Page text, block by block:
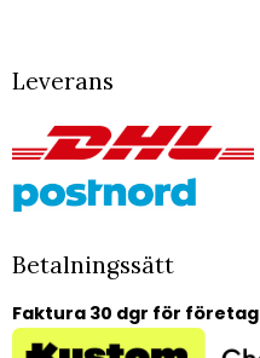
Leverans
Betalningssätt
Faktura 30 dgr för företag